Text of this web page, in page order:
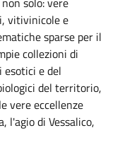
vitivinicole e
sparse per il
collezioni di
esotici e del
del territorio,
vere eccellenze
l'agio di Vessalico,